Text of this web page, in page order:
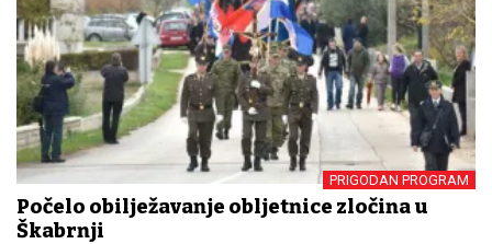
PRIGODAN PROGRAM
Počelo obilježavanje obljetnice zločina u
Škabrnji